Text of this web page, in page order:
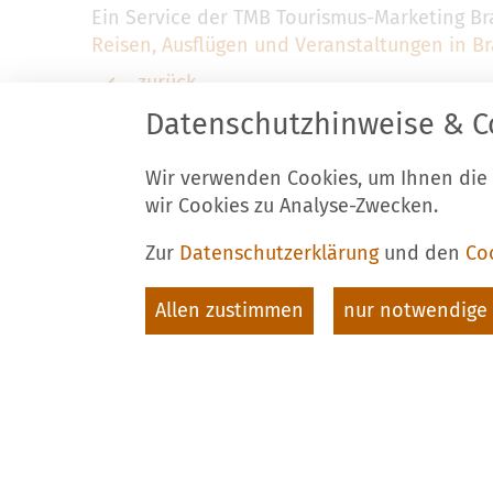
Ein Service der TMB Tourismus-Marketing
Reisen, Ausflügen und Veranstaltungen in
zurück
Stadt Luckau
Am Markt 34
15926 Luckau
Datenschutzhinweise &
Wir verwenden Cookies, um Ihnen
wir Cookies zu Analyse-Zwecken.
Zur Datenschutzerklärungund den
Allen zustimmen nur notwendige